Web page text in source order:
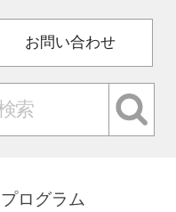
お問い合わせ
プログラム